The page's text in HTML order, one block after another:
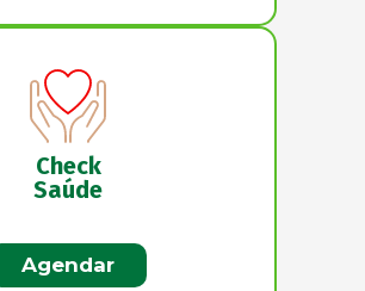
Check
Saúde
Agendar